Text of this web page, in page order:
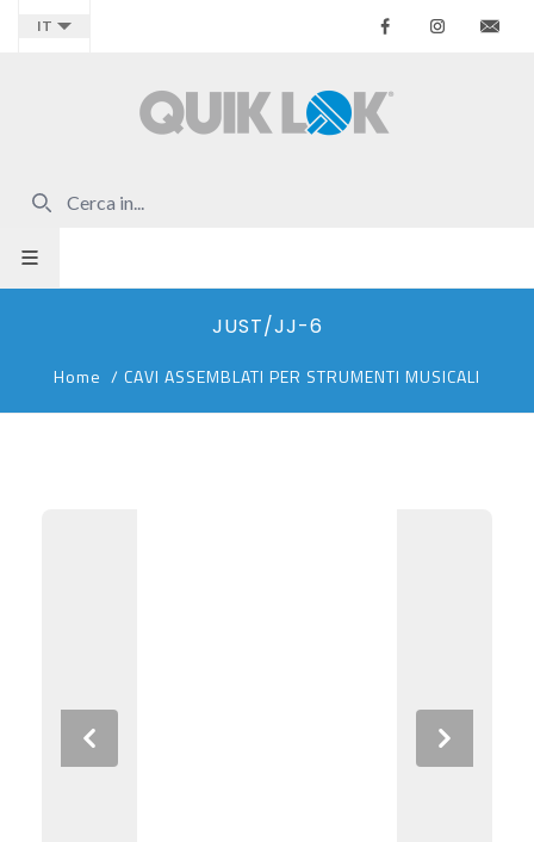
IT Facebook
JUST/JJ-6
Home / CAVI ASSEMBLATI PER STRUMENTI MUSICALI
Previous Next